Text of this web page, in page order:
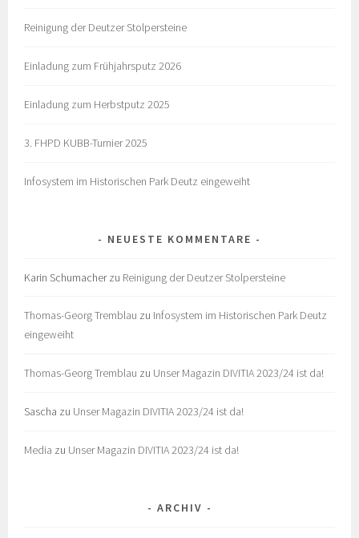
Reinigung der Deutzer Stolpersteine
Einladung zum Frühjahrsputz 2026
Einladung zum Herbstputz 2025
3. FHPD KUBB-Turnier 2025
Infosystem im Historischen Park Deutz eingeweiht
NEUESTE KOMMENTARE
Karin Schumacherzu Reinigung der Deutzer Stolpersteine
Thomas-Georg Tremblau zu Infosystem im Historischen Park Deutz
eingeweiht
Thomas-Georg Tremblau zu Unser Magazin DIVITIA 2023/24 ist da!
Sascha zu Unser Magazin DIVITIA 2023/24 ist da!
Media zu Unser Magazin DIVITIA 2023/24 ist da!
ARCHIV